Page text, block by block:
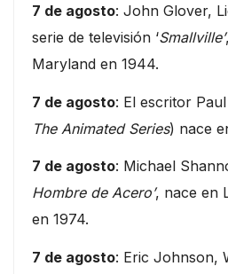
7 de agosto: John Glover,
serie de televisión ‘Smallville’
Maryland en 1944.
7 de agosto: El escritor
The Animated Series) nace
7 de agosto: Michael
Hombre de Acero’, nace en
en 1974.
7 de agosto: Eric Johnson,